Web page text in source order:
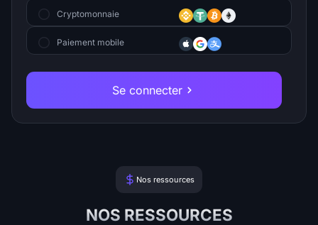
Cryptomonnaie
Paiement mobile
Se connecter
Nos ressources
NOS RESSOURCES